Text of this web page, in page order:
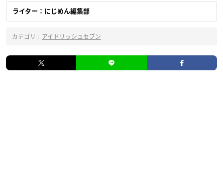
ライター：にじめん編集部
カテゴリ : アイドリッシュセブン